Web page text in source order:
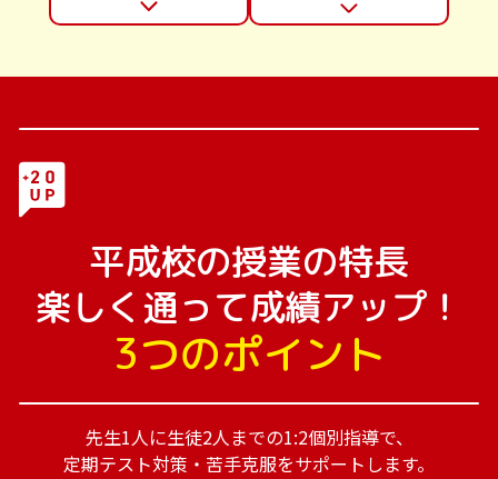
平成校の授業の特長
楽しく通って成績アップ！
3つのポイント
先生1人に生徒2人までの1:2個別指導で、
定期テスト対策・苦手克服をサポートします。